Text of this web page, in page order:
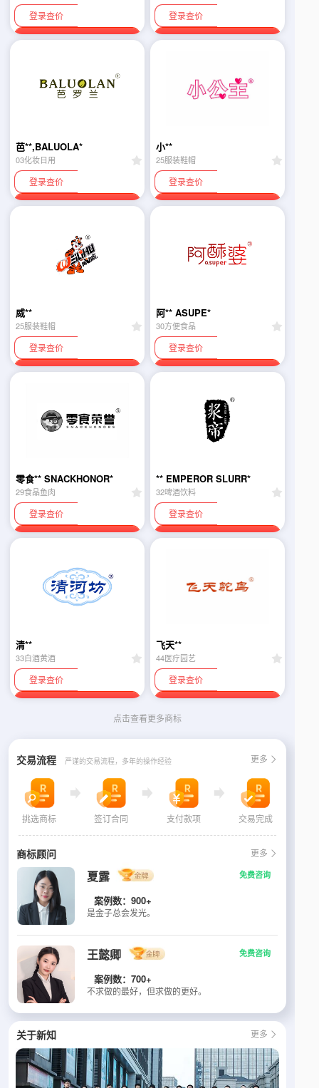
登录查价
联系卖家
登录查价
联系卖家
芭**,BALUOLA*
03化妆日用
登录查价
联系卖家
小**
25服装鞋帽
登录查价
联系卖家
威**
25服装鞋帽
登录查价
联系卖家
阿** ASUPE*
30方便食品
登录查价
联系卖家
零食** SNACKHONOR*
29食品鱼肉
登录查价
联系卖家
** EMPEROR SLURR*
32啤酒饮料
登录查价
联系卖家
清**
33白酒黄酒
登录查价
联系卖家
飞天**
44医疗园艺
登录查价
联系卖家
点击查看更多商标
交易流程 严谨的交易流程，多年的操作经验 更多 
挑选商标 签订合同 支付款项 交易完成
商标顾问 更多 
夏露
案例数：900+
是金子总会发光。
免费咨询
王懿卿
案例数：700+
不求做的最好，但求做的更好。
免费咨询
关于新知 更多 